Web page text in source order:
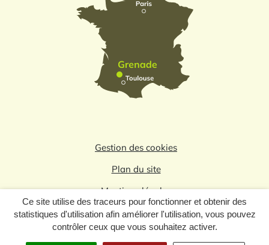
Ce site utilise des traceurs pour fonctionner et obtenir des
statistiques d'utilisation afin améliorer l'utilisation, vous pouvez
contrôler ceux que vous souhaitez activer.
Gestion des cookies
Plan du site
Mentions légales
Politique de confidentialité